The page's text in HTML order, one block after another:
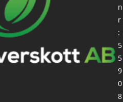
n
r
:
5
5
9
0
8